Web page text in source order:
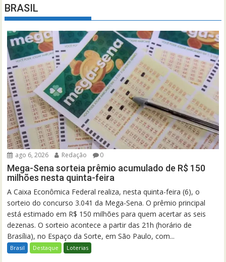
BRASIL
ago 6, 2026 Redação 0
Mega-Sena sorteia prêmio acumulado de R$ 150
milhões nesta quinta-feira
A Caixa Econômica Federal realiza, nesta quinta-feira (6), o
sorteio do concurso 3.041 da Mega-Sena. O prêmio principal
está estimado em R$ 150 milhões para quem acertar as seis
dezenas. O sorteio acontece a partir das 21h (horário de
Brasília), no Espaço da Sorte, em São Paulo, com...
Brasil Destaque Loterias